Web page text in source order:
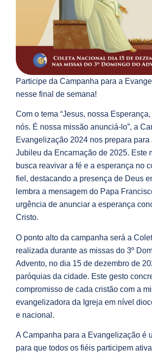
Participe da Campanha para a
nesse final de semana!
Com o tema “Jesus, nossa
nós. É nossa missão anunciá-lo”, a
Evangelização 2024 nos prepara para
Jubileu da Encarnação de 2025. Este
busca reavivar a fé e a esperança no
fiel, destacando a presença de Deus
lembra a mensagem do Papa
urgência de anunciar a esperança
Cristo.
O ponto alto da campanha será a
realizada durante as missas do 3º
Advento, no dia 15 de dezembro de
paróquias da cidade. Este gesto
compromisso de cada cristão com a
evangelizadora da Igreja em nível
e nacional.
A Campanha para a Evangelização é
para que todos os fiéis participem